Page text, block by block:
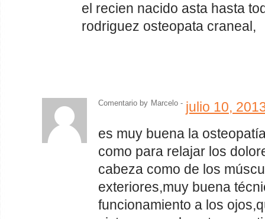
el recien nacido asta hasta
rodriguez osteopata craneal,
Comentario by Marcelo - julio 10,
es muy buena la
como para relajar los
cabeza como de los
exteriores,muy buena
funcionamiento a los